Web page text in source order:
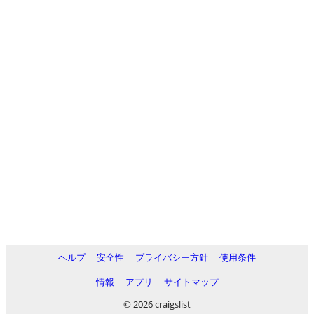
ヘルプ 安全性 プライバシー方針
使用条件
情報
アプリ
サイトマップ
© 2026 craigslist